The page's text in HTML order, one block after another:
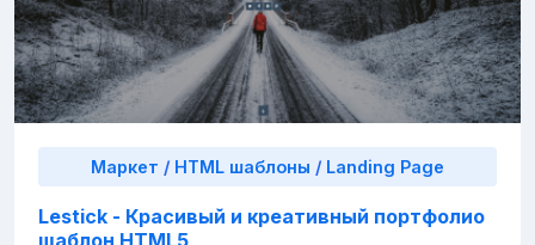
Маркет / HTML шаблоны / Landing Page
Lestick - Красивый и креативный портфолио
шаблон HTML5